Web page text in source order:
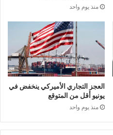
منذ يوم واحد
العجز التجاري الأميركي ينخفض في
يونيو أقل من المتوقع
منذ يوم واحد